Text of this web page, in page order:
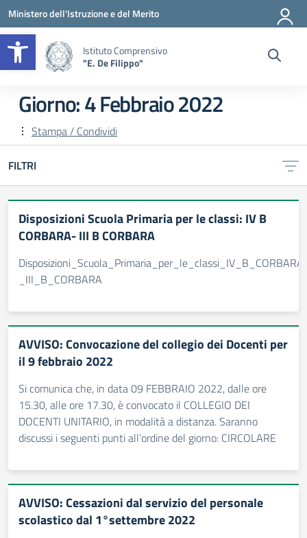
Apri la barra degli strumenti
Vai ai contenuti
Vai al menu di navigazione
Vai al footer
Ministero dell'Istruzione e del Merito
Istituto Comprensivo
"E. De Filippo"
Giorno:4 Febbraio 2022
Stampa / Condividi
FILTRI
Disposizioni Scuola Primaria per le classi: IV B
CORBARA- III B CORBARA
_III_B_CORBARA
AVVISO: Convocazione del collegio dei Docenti per
il 9 febbraio 2022
Si comunica che, in data 09 FEBBRAIO 2022, dalle ore
15.30, alle ore 17.30, è convocato il COLLEGIO DEI
DOCENTI UNITARIO, in modalità a distanza. Saranno
discussi i seguenti punti all’ordine del giorno: CIRCOLARE
AVVISO: Cessazioni dal servizio del personale
scolastico dal 1°settembre 2022